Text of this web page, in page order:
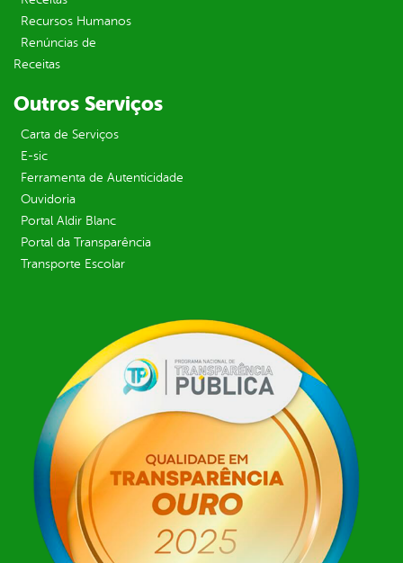
Recursos Humanos
Renúncias de
Receitas
Outros Serviços
Carta de Serviços
E-sic
Ferramenta de Autenticidade
Ouvidoria
Portal Aldir Blanc
Portal da Transparência
Transporte Escolar